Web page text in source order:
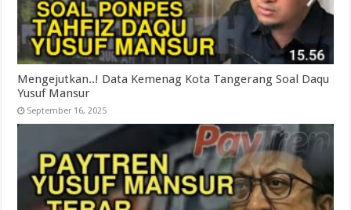
Mengejutkan..! Data Kemenag Kota Tangerang Soal Daqu
Yusuf Mansur
September 16, 2025